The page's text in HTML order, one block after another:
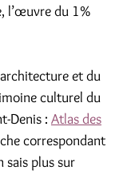
l’œuvre du 1%
et du
culturel du
Denis : Atlas des
correspondant
sais plus sur